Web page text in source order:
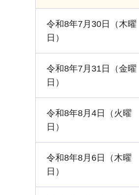
令和8年7月30日（木曜
日）
令和8年7月31日（金曜
日）
令和8年8月4日（火曜
日）
令和8年8月6日（木曜
日）